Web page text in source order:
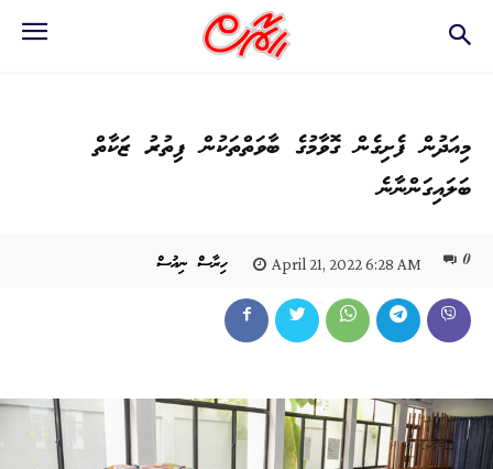
މިއަދުން ފެށިގެން ގޮވާމުގެ ބާވަތްތަކުން ފިތުރު ޒަކާތް
ބަލައިގަންނާނެ
ހިރާސް ނިއުސް April 21, 2022 6:28 AM 0